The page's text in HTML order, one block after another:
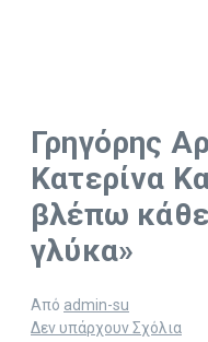
Γρηγόρης
Κατερίνα
βλέπω κάθε
γλύκα»
Από admin-su
Δεν υπάρχουν Σχόλια